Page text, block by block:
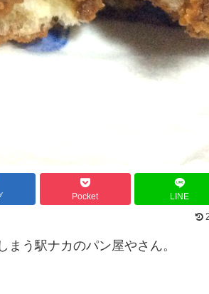
Pocket LINE
う駅ナカのパン屋やさん。